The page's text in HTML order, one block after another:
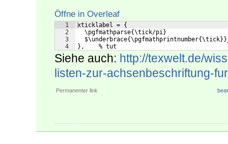
Öffne in Overleaf
1
2
3
4
xticklabel = {
  \pgfmathparse{\tick/pi}
},    % tut
Siehe auch: http://texwelt.de/
listen-zur-achsenbeschriftung-
Permanenter link